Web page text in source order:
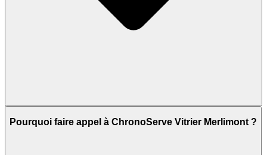
Pourquoi faire appel à ChronoServe Vitrier Merlimont ?